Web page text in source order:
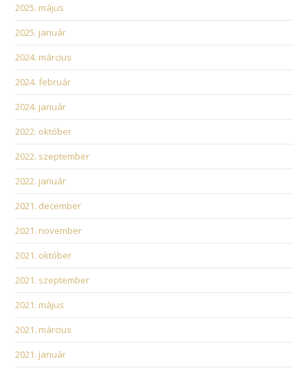
2025. május
2025. január
2024. március
2024. február
2024. január
2022. október
2022. szeptember
2022. január
2021. december
2021. november
2021. október
2021. szeptember
2021. május
2021. március
2021. január